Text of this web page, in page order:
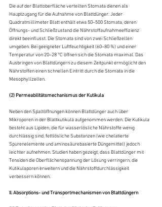
Die auf der Blattoberfläche verteilten Stomata dienen als
Hauptzugang für die Aufnahme von Blattdünger. Jeder
Quadratmillimeter Blatt enthält etwa 50–500 Stomata, deren
Öffnungs- und Schließzustand die Nährstoffaufnahmeeffizienz
direkt beeinflusst. Die Stomata sind von zwei Schließzellen
umgeben. Bei geeigneter Luftfeuchtigkeit (60–80 %) und einer
Temperatur von 20–28 °C öffnen sich die Stomata maximal. Das
Ausbringen von Blattdüngern zu diesem Zeitpunkt ermöglicht den
Nährstoffen einen schnellen Eintritt durch die Stomata in die
Mesophyllzellen.
(2) Permeabilitätsmechanismus der Kutikula
Neben den Spaltöffnungen können Blattdünger auch über
Mikroporen in der Blattkutikula aufgenommen werden. Die Kutikula
besteht aus Lipiden, die für wasserlösliche Nährstoffe wenig
durchlässig sind, fettlösliche Substanzen (wie chelatierte
Spurenelemente und aminosäurebasierte Düngemittel) jedoch
leichter aufnehmen. Studien haben gezeigt, dass Blattdünger mit
Tensiden die Oberflächenspannung der Lösung verringern, die
Kutikulaporen erweitern und die Nährstoffdurchlässigkeit
verbessern können.
II. Absorptions- und Transportmechanismen von Blattdüngern